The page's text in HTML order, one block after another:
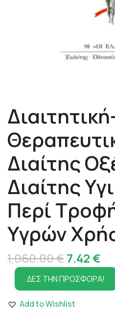
Διαίτης
Διαίτης
Περί
Υγρών
1,060.00€Original
price
was:
1,060.00
7.42 €
ΔΕΣ ΤΗΝ ΠΡΟΣΦΟΡΑ!
Add to Wishlist